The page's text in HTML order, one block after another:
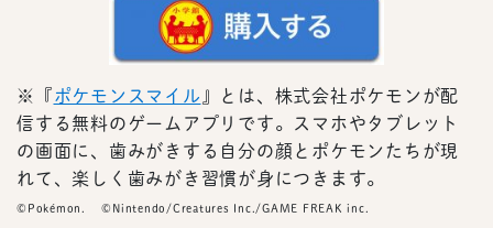
※『ポケモンスマイル 』とは、株式会社ポケモンが配
信する無料のゲームアプリです。スマホやタブレット
の画面に、歯みがきする自分の顔とポケモンたちが現
れて、楽しく歯みがき習慣が身につきます。
©Pokémon. ©Nintendo/Creatures Inc./GAME FREAK inc.